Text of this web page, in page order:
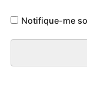
Notifique-me